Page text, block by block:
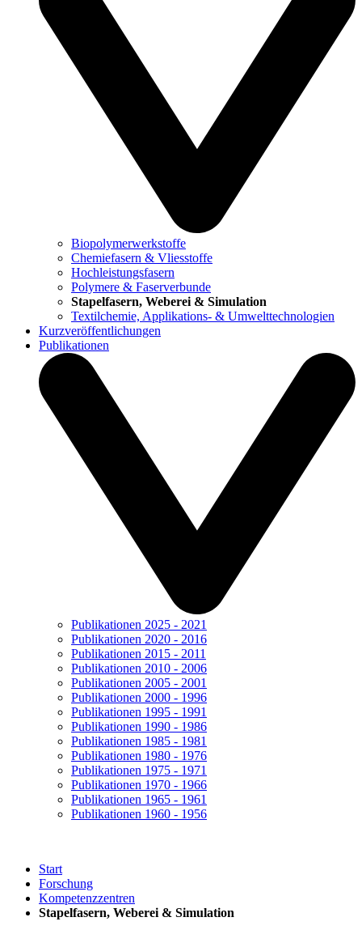
Biopolymerwerkstoffe
Chemiefasern & Vliesstoffe
Hochleistungsfasern
Polymere & Faserverbunde
Stapelfasern, Weberei & Simulation
Textilchemie, Applikations- & Umwelttechnologien
Kurzveröffentlichungen
Publikationen
Publikationen 2025 - 2021
Publikationen 2020 - 2016
Publikationen 2015 - 2011
Publikationen 2010 - 2006
Publikationen 2005 - 2001
Publikationen 2000 - 1996
Publikationen 1995 - 1991
Publikationen 1990 - 1986
Publikationen 1985 - 1981
Publikationen 1980 - 1976
Publikationen 1975 - 1971
Publikationen 1970 - 1966
Publikationen 1965 - 1961
Publikationen 1960 - 1956
Start
Forschung
Kompetenzzentren
Stapelfasern, Weberei & Simulation